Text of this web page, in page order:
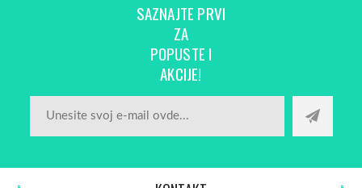
SAZNAJTE PRVI
ZA
POPUSTE I
AKCIJE!